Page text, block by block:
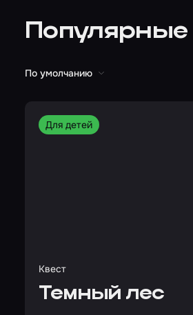
Популярные
По умолчанию
Для детей
Квест
Темный лес